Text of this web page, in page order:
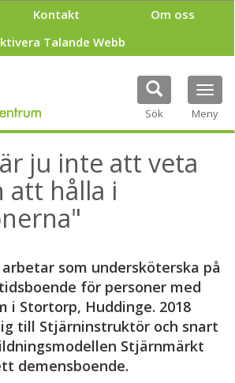
Kontakt
Om oss
Talande Webb
Sök Meny
ju inte att veta
att hålla i
som undersköterska på
för personer med
i Stortorp, Huddinge. 2018
till Stjärninstruktör och snart
Stjärnmärkt
demensboende.